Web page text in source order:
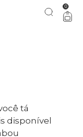
a gente aproveita! 0
tá
disponível